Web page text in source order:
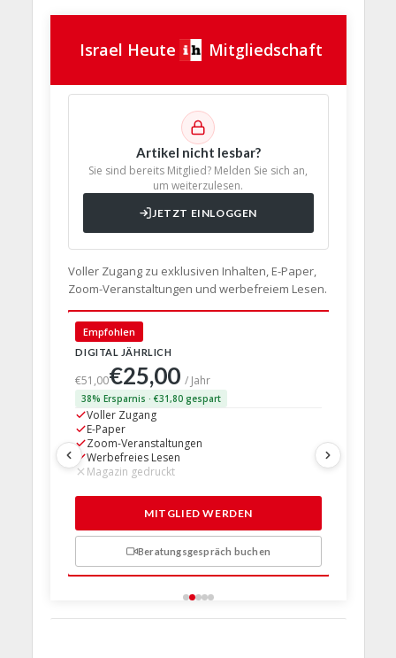
Israel Heute Mitgliedschaft
Artikel nicht lesbar?
Sie sind bereits Mitglied? Melden Sie sich an,
um weiterzulesen.
JETZT EINLOGGEN
Voller Zugang zu exklusiven Inhalten, E-Paper,
Zoom-Veranstaltungen und werbefreiem Lesen.
Empfohlen
DIGITAL JÄHRLICH
€51,00€25,00/ Jahr
38% Ersparnis · €31,80 gespart
Voller Zugang
E-Paper
Zoom-Veranstaltungen
Werbefreies Lesen
Magazin gedruckt
MITGLIED WERDEN
Beratungsgespräch buchen